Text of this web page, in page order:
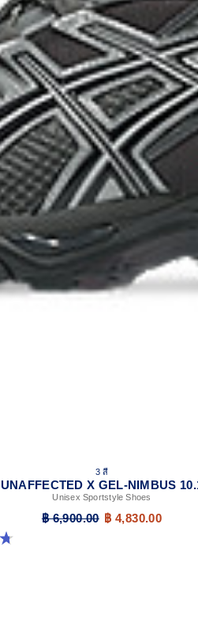
3 สี
UNAFFECTED X GEL-NIMBUS
Unisex Sportstyle Shoes
฿ 6,900.00 ฿ 4,830.00